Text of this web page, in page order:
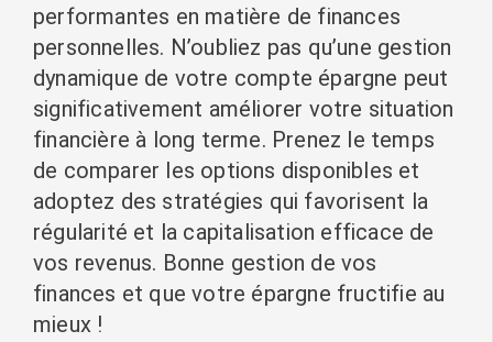
performantes en matière de finances
personnelles. N’oubliez pas qu’une gestion
dynamique de votre compte épargne peut
significativement améliorer votre situation
financière à long terme. Prenez le temps
de comparer les options disponibles et
adoptez des stratégies qui favorisent la
régularité et la capitalisation efficace de
vos revenus. Bonne gestion de vos
finances et que votre épargne fructifie au
mieux !